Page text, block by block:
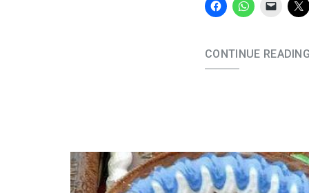
CONTINUE